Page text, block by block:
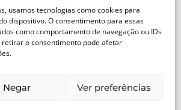
usamos tecnologias como cookies para
dispositivo. O consentimento para essas
como comportamento de navegação ou IDs
o consentimento pode afetar
Negar Ver preferências
Estado de Santa
nº 2320
SC